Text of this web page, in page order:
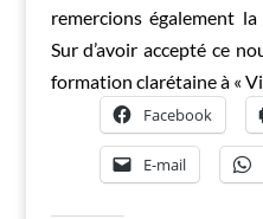
remercions également
Sur d’avoir accepté ce
formation clarétaine à «
Facebook
E-mail